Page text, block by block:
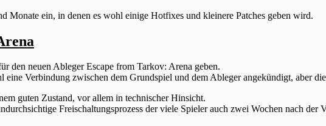
Monate ein, in denen es wohl einige Hotfixes und kleinere Patches geben wird.
den neuen Ableger Escape from Tarkov: Arena geben.
Verbindung zwischen dem Grundspiel und dem Ableger angekündigt, aber
guten Zustand, vor allem in technischer Hinsicht.
Freischaltungsprozess der viele Spieler auch zwei Wochen nach der